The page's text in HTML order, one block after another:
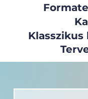
Klasszikus